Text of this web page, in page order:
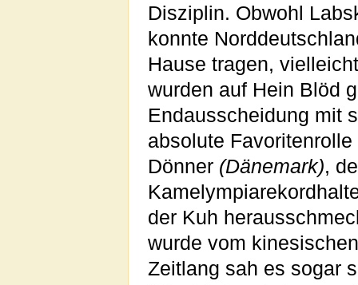
Disziplin. Obwohl
konnte
Hause tragen,
wurden auf Hein Blöd
Endausscheidung mit
absolute
Dönner (Dänemark),
der Kuh
wurde vom
Zeitlang sah es sogar